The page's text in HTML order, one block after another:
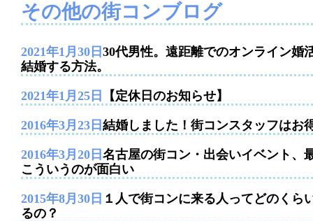
その他の街コンブログ
2021年1月30日 30代男性。遠距離でのオンライン婚
結婚する方法。
2021年1月25日 【定休日のお知らせ】
2016年3月23日 結婚しました！街コンスタッフはお
2016年3月20日 名古屋の街コン・出会いイベント、
こういうのが面白い
2015年8月30日 １人で街コンに来る人ってどのくら
るの？